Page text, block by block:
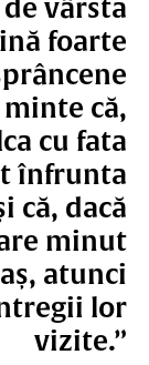
vârsta
foarte
că,
cu fata
înfrunta
că, dacă
minut
atunci
lor
vizite.”